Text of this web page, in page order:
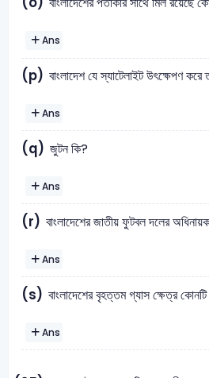
Ans
(p) বাংলাদেশ যে স্যাটেলাইট উৎক্ষেপণ করে
Ans
(q) জুটন কি?
Ans
(r) বাংলাদেশের জাতীয় ফুটবল দলের
Ans
(s) বাংলাদেশের বৃহত্তম গ্যাস ক্ষেত্র
Ans